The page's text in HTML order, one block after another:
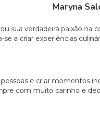
Maryna
sua verdadeira paixão na
a criar experiências
e criar momentos
com muito carinho e